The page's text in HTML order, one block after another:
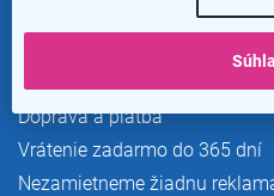
Výhody pre zákazníkov
Doprava a platba
Vrátenie zadarmo do 365 dní
Nezamietneme žiadnu